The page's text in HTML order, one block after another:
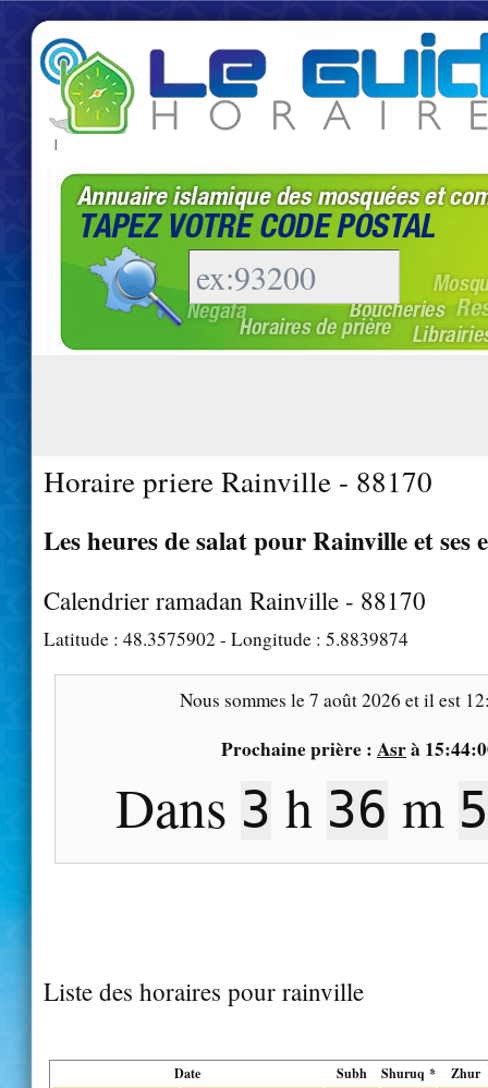
|
Horaire priere Rainville - 88170
Les heures de salat pour Rainville et ses
Calendrier ramadan Rainville - 88170
Latitude : 48.3575902 - Longitude : 5.8839874
Nous sommes le7 août 2026 et il est
Prochaine prière : Asrà
Dans 3 h 36 m
Liste des horaires pour rainville
Date Subh Shuruq * Zhur